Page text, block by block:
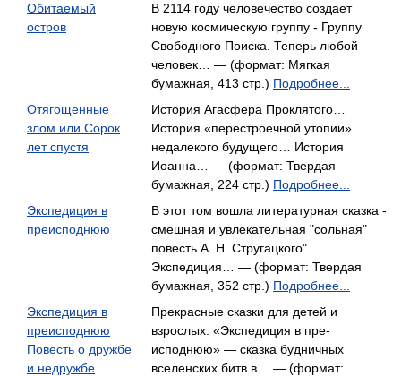
Обитаемый
остров
В 2114 году человечество создает
новую космическую группу - Группу
Свободного Поиска. Теперь любой
человек… — (формат: Мягкая
бумажная, 413 стр.) Подробнее...
Отягощенные
злом или Сорок
лет спустя
История Агасфера Проклятого…
История «перестроечной утопии»
недалекого будущего… История
Иоанна… — (формат: Твердая
бумажная, 224 стр.) Подробнее...
Экспедиция в
преисподнюю
В этот том вошла литературная сказка -
смешная и увлекательная "сольная"
повесть А. Н. Стругацкого"
Экспедиция… — (формат: Твердая
бумажная, 352 стр.) Подробнее...
Экспедиция в
преисподнюю
Повесть о дружбе
и недружбе
Прекрасные сказки для детей и
взрослых. «Экспедиция в пре­
исподнюю» — сказка будничных
вселенских битв в… — (формат: